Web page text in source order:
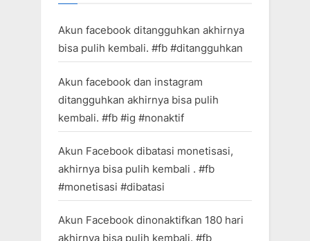
Akun facebook ditangguhkan akhirnya
bisa pulih kembali. #fb #ditangguhkan
Akun facebook dan instagram
ditangguhkan akhirnya bisa pulih
kembali. #fb #ig #nonaktif
Akun Facebook dibatasi monetisasi,
akhirnya bisa pulih kembali . #fb
#monetisasi #dibatasi
Akun Facebook dinonaktifkan 180 hari
akhirnya bisa pulih kembali. #fb